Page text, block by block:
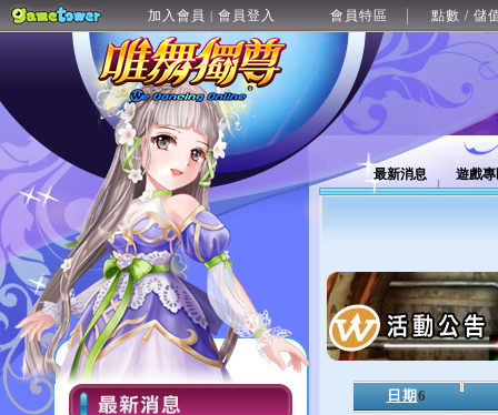
加入會員 | 會員登入 會員特區 點數 / 儲
最新消息 遊戲
日期 6